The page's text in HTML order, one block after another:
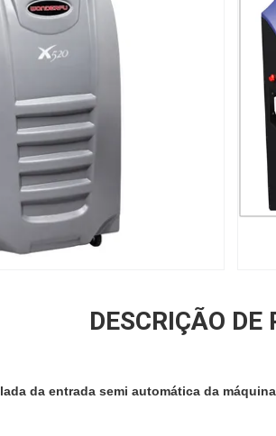
DESCRIÇÃO DE
da entrada semi automática da